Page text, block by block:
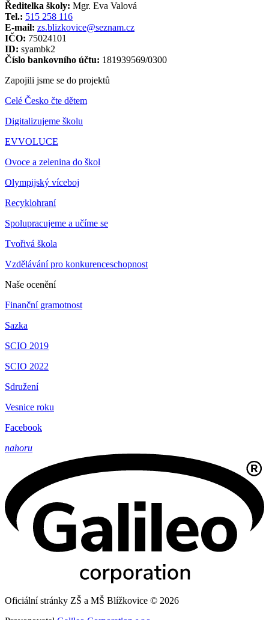
Ředitelka školy: Mgr. Eva Valová
Tel.: 515 258 116
E-mail: zs.blizkovice@seznam.cz
IČO: 75024101
ID: syambk2
Číslo bankovního účtu: 181939569/0300
Zapojili jsme se do projektů
Celé Česko čte dětem
Digitalizujeme školu
EVVOLUCE
Ovoce a zelenina do škol
Olympijský víceboj
Recyklohraní
Spolupracujeme a učíme se
Tvořivá škola
Vzdělávání pro konkurenceschopnost
Naše ocenění
Finanční gramotnost
Sazka
SCIO 2019
SCIO 2022
Sdružení
Vesnice roku
Facebook
nahoru
Oficiální stránky ZŠ a MŠ Blížkovice © 2026